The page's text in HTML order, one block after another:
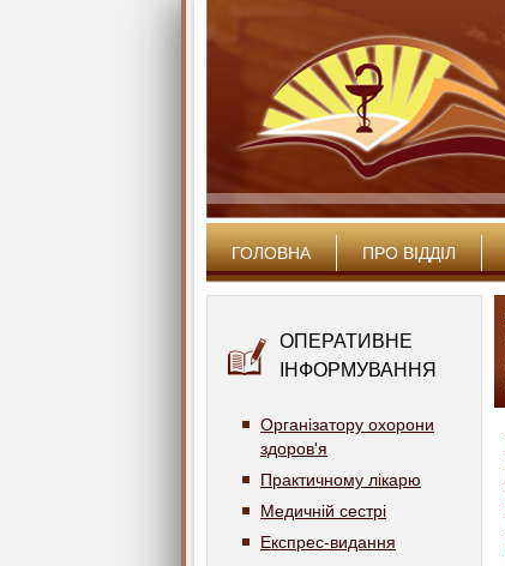
ГОЛОВНА ПРО ВІДДІЛ
ОПЕРАТИВНЕ
ІНФОРМУВАННЯ
Організатору охорони
здоров'я
Практичному лікарю
Медичній сестрі
Експрес-видання